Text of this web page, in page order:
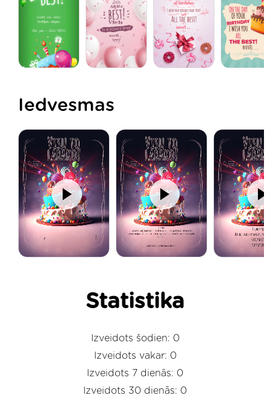
Iedvesmas
Statistika
Izveidots šodien: 0
Izveidots vakar: 0
Izveidots 7 dienās: 0
Izveidots 30 dienās: 0